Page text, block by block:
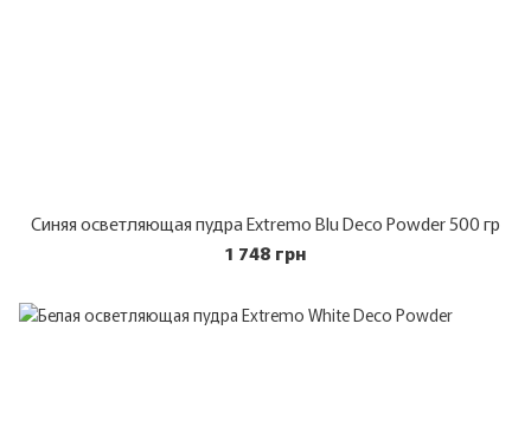
Синяя осветляющая пудра Extremo Blu Deco Powder 500 гр
1 748 грн